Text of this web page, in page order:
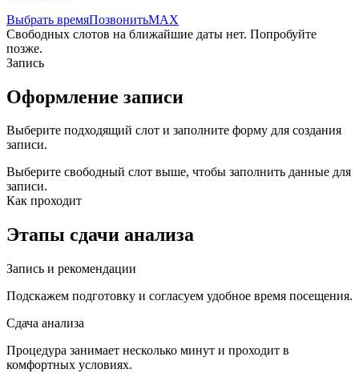
Выбрать времяПозвонитьMAX
Свободных слотов на ближайшие даты нет. Попробуйте
позже.
Запись
Оформление записи
Выберите подходящий слот и заполните форму для создания
записи.
Выберите свободный слот выше, чтобы заполнить данные для
записи.
Как проходит
Этапы сдачи анализа
Запись и рекомендации
Подскажем подготовку и согласуем удобное время посещения.
Сдача анализа
Процедура занимает несколько минут и проходит в
комфортных условиях.